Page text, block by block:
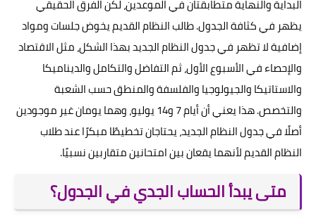
البداية والنهاية متطابقتان في الموعدين، لكن الفرق الحقيقي
يظهر في كثافة الجدول. طالب النظام القديم يخوض جلسات ومواد
إضافية لا تظهر في جدول النظام الجديد بهذا الشكل، مثل الاقتصاد
والإحصاء في الأسبوع الأول، ثم التفاضل والتكامل والديناميكا
والاستاتيكا والجيولوجيا والفلسفة والمنطق حسب الشعبة
والتخصص. هذا يعني أن أيام 7 و14 يوليو، وهما يومان غير موجودين
أصلًا في جدول النظام الجديد، يحتاجان تخطيطًا مبكرًا عند طلاب
النظام القديم لأنهما يقعان بين امتحانين متقاربين نسبيًا.
متى يبدأ الحساب الجدي في الجدول؟